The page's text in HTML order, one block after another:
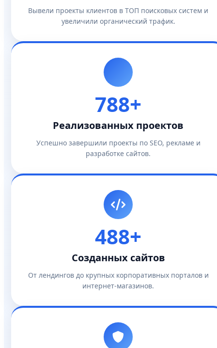
Вывели проекты клиентов в ТОП поисковых систем и
увеличили органический трафик.
788+
Реализованных проектов
Успешно завершили проекты по SEO, рекламе и
разработке сайтов.
488+
Созданных сайтов
От лендингов до крупных корпоративных порталов и
интернет-магазинов.